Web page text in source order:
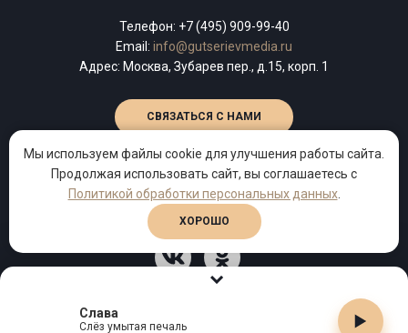
Слава
Слёз умытая печаль
Телефон: +7 (495) 909-99-40
Email: info@gutserievmedia.ru
Адрес: Москва, Зубарев пер., д.15, корп. 1
СВЯЗАТЬСЯ С НАМИ
2013–2026 © Продюсерский центр поэта Михаила Гуцериева.
Политика обработки персональных данных
Мы используем файлы cookie для улучшения работы сайта.
Продолжая использовать сайт, вы соглашаетесь с
Политикой обработки персональных данных.
ХОРОШО